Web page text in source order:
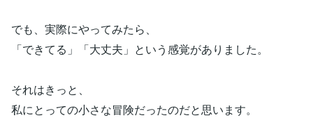
でも、実際にやってみたら、
「できてる」「大丈夫」という感覚がありました。
それはきっと、
私にとっての小さな冒険だったのだと思います。